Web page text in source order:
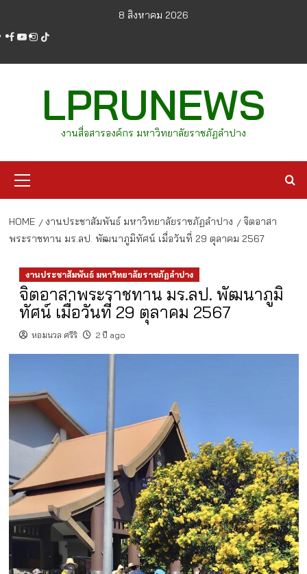
content
8 สิงหาคม 2026
facebook
youtube
instagram
tiktok
LPRUNEWS
งานสื่อสารองค์กร มหาวิทยาลัยราชภัฏลำปาง
Menu
HOME งานประชาสัมพันธ์ มหาวิทยาลัยราชภัฏลำปาง
จิตอาสา
พระราชทาน มร.ลป. พัฒนาภูมิทัศน์ เมื่อวันที่ 29 ตุลาคม 2567
งานประชาสัมพันธ์ มหาวิทยาลัยราชภัฏลำปาง
จิตอาสาพระราชทาน มร.ลป. พัฒนาภูมิ
ทัศน์ เมื่อวันที่ 29 ตุลาคม 2567
หอมนวล ศรีริ 2 ปี ago